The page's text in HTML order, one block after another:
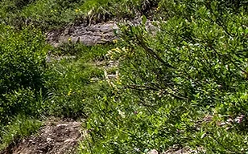
à vos côtés !